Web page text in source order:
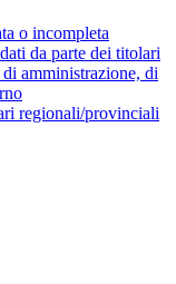
o incompleta
da parte dei titolari
amministrazione, di
regionali/provinciali